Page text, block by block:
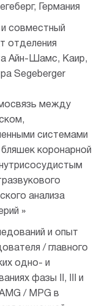
Германия
совместный
отделения
Айн-Шамс, Каир,
Segeberger
между
системами
коронарной
анализа
»
и опыт
/ главного
одно- и
фазы II, III и
/ MPG в